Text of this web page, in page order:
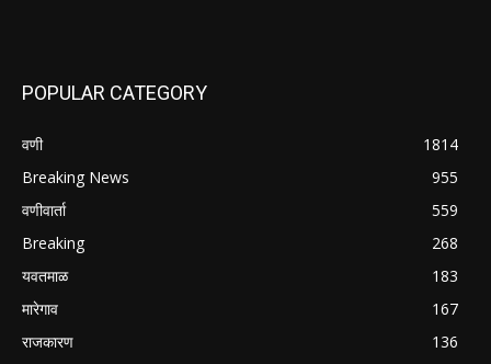
POPULAR CATEGORY
वणी
1814
Breaking News
955
वणीवार्ता
559
Breaking
268
यवतमाळ
183
मारेगाव
167
राजकारण
136